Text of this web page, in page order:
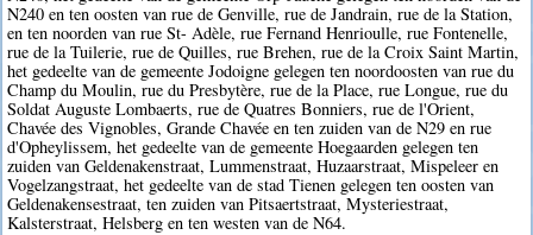
N240 en ten oosten van rue de Genville, rue de Jandrain, rue de la Station,
en ten noorden van rue St- Adèle, rue Fernand Henrioulle, rue Fontenelle,
rue de la Tuilerie, rue de Quilles, rue Brehen, rue de la Croix Saint Martin,
het gedeelte van de gemeente Jodoigne gelegen ten noordoosten van rue du
Champ du Moulin, rue du Presbytère, rue de la Place, rue Longue, rue du
Soldat Auguste Lombaerts, rue de Quatres Bonniers, rue de l'Orient,
Chavée des Vignobles, Grande Chavée en ten zuiden van de N29 en rue
d'Opheylissem, het gedeelte van de gemeente Hoegaarden gelegen ten
zuiden van Geldenakenstraat, Lummenstraat, Huzaarstraat, Mispeleer en
Vogelzangstraat, het gedeelte van de stad Tienen gelegen ten oosten van
Geldenakensestraat, ten zuiden van Pitsaertstraat, Mysteriestraat,
Kalsterstraat, Helsberg en ten westen van de N64.